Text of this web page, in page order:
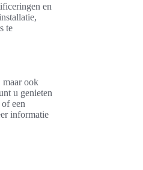
en
te
maar ook
u genieten
een
informatie